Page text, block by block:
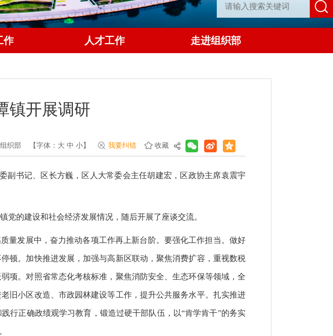
作 人才工作 走进组织部
镇开展调研
织部 【字体： 大 中 小】 我要纠错 收藏
副书记、区长方巍，区人大常委会主任胡建宏，区政协主席袁震宇
的建设和社会经济发展情况，随后开展了座谈交流。
量发展中，奋力推动各项工作再上新台阶。要强化工作担当。做好
顿。加快推进发展，加强与高新区联动，聚焦消费扩容，重视数税
项。对照省常态化考核标准，聚焦消防安全、生态环保等领域，全
旧小区改造、市政园林建设等工作，提升公共服务水平。扎实推进
行正确政绩观学习教育，锻造过硬干部队伍，以“肯学肯干”的务实